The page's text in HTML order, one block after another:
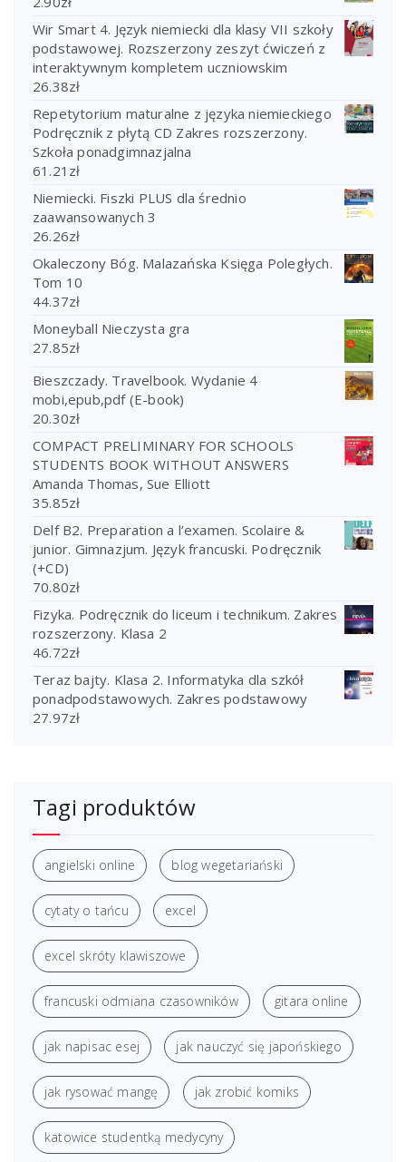
Wir Smart 4. Język niemiecki dla klasy VII szkoły
podstawowej. Rozszerzony zeszyt ćwiczeń z
interaktywnym kompletem uczniowskim
26.38zł
Repetytorium maturalne z języka niemieckiego
Podręcznik z płytą CD Zakres rozszerzony.
Szkoła ponadgimnazjalna
61.21 zł
Niemiecki. Fiszki PLUS dla średnio
zaawansowanych 3
26.26zł
Okaleczony Bóg. Malazańska Księga Poległych.
Tom 10
44.37zł
Moneyball Nieczysta gra
27.85zł
Bieszczady. Travelbook. Wydanie 4
mobi,epub,pdf (E-book)
20.30zł
COMPACT PRELIMINARY FOR SCHOOLS
STUDENTS BOOK WITHOUT ANSWERS
Amanda Thomas, Sue Elliott
35.85zł
Delf B2. Preparation a l’examen. Scolaire &
junior. Gimnazjum. Język francuski. Podręcznik
(+CD)
70.80zł
Fizyka. Podręcznik do liceum i technikum. Zakres
rozszerzony. Klasa 2
46.72zł
Teraz bajty. Klasa 2. Informatyka dla szkół
ponadpodstawowych. Zakres podstawowy
27.97zł
Tagi produktów
angielski online blog wegetariański
cytaty o tańcu excel
excel skróty klawiszowe
francuski odmiana czasowników gitara online
jak napisac esej jak nauczyć się japońskiego
jak rysować mangę jak zrobić komiks
katowice studentką medycyny